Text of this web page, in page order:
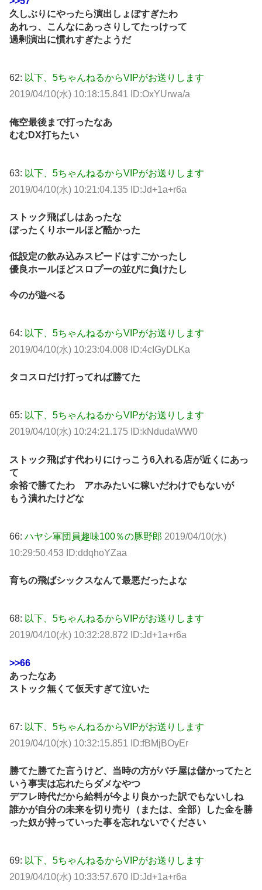
久しぶりにやったら演出しょぼすぎたわ
あれっ、こんなにあっさりしてたっけって
過剰演出に慣れすぎたようだ
62: 以下、5ちゃんねるからVIPがお送りします
2019/04/10(水) 10:18:15.841 ID:OxYUrwa/a
俺空最後まで打ったなあ
むむDX打ちたい
63: 以下、5ちゃんねるからVIPがお送りします
2019/04/10(水) 10:21:04.135 ID:Jd+1a+r6a
ストック飛ばしはあったな
ぼったくりホールほど酷かった
低設定の飲み込みスピードはすごかったし
優良ホールほどスロプーの並びに負けたし
今のが遊べる
64: 以下、5ちゃんねるからVIPがお送りします
2019/04/10(水) 10:23:04.008 ID:4cIGyDLKa
タコスロだけ打ってれば勝てた
65: 以下、5ちゃんねるからVIPがお送りします
2019/04/10(水) 10:24:21.175 ID:kNdudaWW0
ストック飛ばす代わりにけっこう6入れる店が近くにあっ
て
余裕で勝てたわ アホみたいに稼いだわけでもないが
もう潰れたけどな
66: ハヤシ軍団員趣味100％の豚野郎 2019/04/10(水)
10:29:50.453 ID:ddqhoYZaa
育ちの飛ばシックスなんて最悪だったよな
68: 以下、5ちゃんねるからVIPがお送りします
2019/04/10(水) 10:32:28.872 ID:Jd+1a+r6a
>>66
あったなあ
ストック無くて仮天すぎて泣いた
67: 以下、5ちゃんねるからVIPがお送りします
2019/04/10(水) 10:32:15.851 ID:fBMjBOyEr
勝てた勝てた言うけど、当時の方がパチ屋は儲かってたと
いう事実は忘れたらダメなやつ
デフレ時代だから給料が今より良かった訳でもないしね
誰かが自分の未来を切り売り（または、全部）した金を勝
った奴が持っていった事を忘れないでください
69: 以下、5ちゃんねるからVIPがお送りします
2019/04/10(水) 10:33:57.670 ID:Jd+1a+r6a